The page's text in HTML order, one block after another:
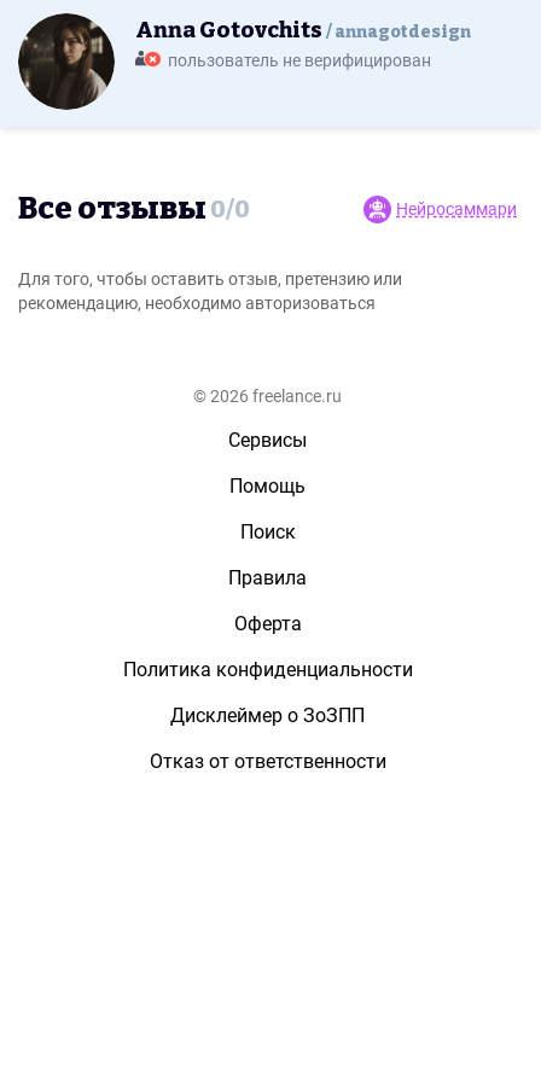
Anna Gotovchits annagotdesign
пользователь не верифицирован
Все отзывы 0/0 Нейросаммари
Для того, чтобы оставить отзыв, претензию или
рекомендацию, необходимо авторизоваться
© 2026 freelance.ru
Сервисы
Помощь
Поиск
Правила
Оферта
Политика конфиденциальности
Дисклеймер о ЗоЗПП
Отказ от ответственности